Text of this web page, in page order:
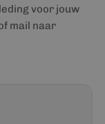
voor jouw
mail naar